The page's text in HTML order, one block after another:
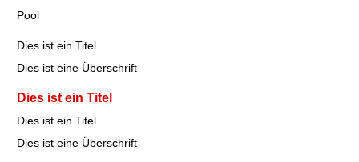
Pool
Dies ist ein Titel
Dies ist eine Überschrift
Dies ist ein Titel
Dies ist ein Titel
Dies ist eine Überschrift